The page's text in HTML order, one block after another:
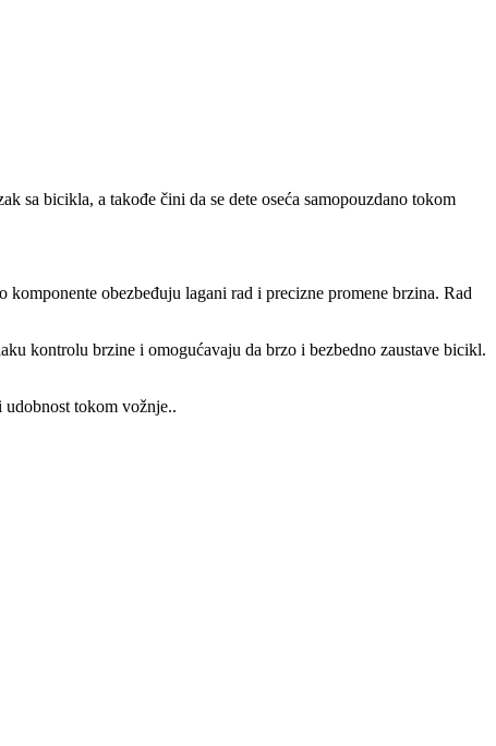
sa bicikla, a takođe čini da se dete oseća samopouzdano tokom
obezbeđuju lagani rad i precizne promene brzina. Rad
kontrolu brzine i omogućavaju da brzo i bezbedno zaustave bicikl.
tokom vožnje..